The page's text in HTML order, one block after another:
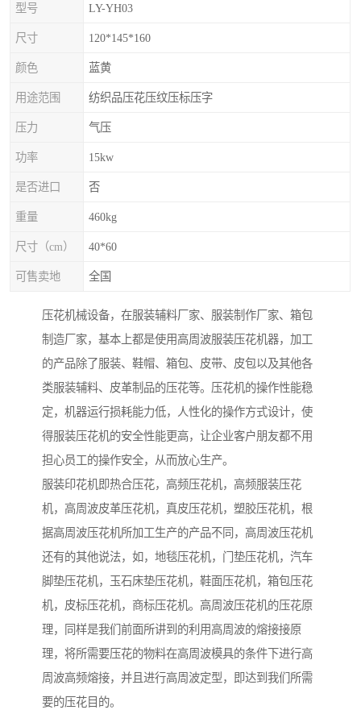
型号 LY-YH03
尺寸 120*145*160
颜色 蓝黄
用途范围 纺织品压花压纹压标压字
压力 气压
功率 15kw
是否进口 否
重量 460kg
尺寸（cm） 40*60
可售卖地 全国
压花机械设备，在服装辅料厂家、服装制作厂家、箱包
制造厂家，基本上都是使用高周波服装压花机器，加工
的产品除了服装、鞋帽、箱包、皮带、皮包以及其他各
类服装辅料、皮革制品的压花等。压花机的操作性能稳
定，机器运行损耗能力低，人性化的操作方式设计，使
得服装压花机的安全性能更高，让企业客户朋友都不用
担心员工的操作安全，从而放心生产。
服装印花机即热合压花，高频压花机，高频服装压花
机，高周波皮革压花机，真皮压花机，塑胶压花机，根
据高周波压花机所加工生产的产品不同，高周波压花机
还有的其他说法，如，地毯压花机，门垫压花机，汽车
脚垫压花机，玉石床垫压花机，鞋面压花机，箱包压花
机，皮标压花机，商标压花机。高周波压花机的压花原
理，同样是我们前面所讲到的利用高周波的熔接接原
理，将所需要压花的物料在高周波模具的条件下进行高
周波高频熔接，并且进行高周波定型，即达到我们所需
要的压花目的。